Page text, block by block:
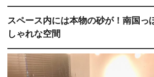
スペース内には本物の砂が！南国っ
しゃれな空間